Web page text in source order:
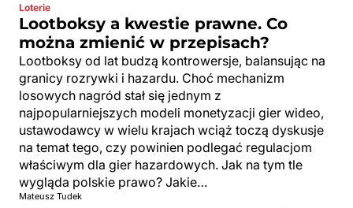
Loterie
Lootboksy a kwestie prawne. Co
można zmienić w przepisach?
Lootboksy od lat budzą kontrowersje, balansując na
granicy rozrywki i hazardu. Choć mechanizm
losowych nagród stał się jednym z
najpopularniejszych modeli monetyzacji gier wideo,
ustawodawcy w wielu krajach wciąż toczą dyskusje
na temat tego, czy powinien podlegać regulacjom
właściwym dla gier hazardowych. Jak na tym tle
wygląda polskie prawo? Jakie…
Mateusz Tudek